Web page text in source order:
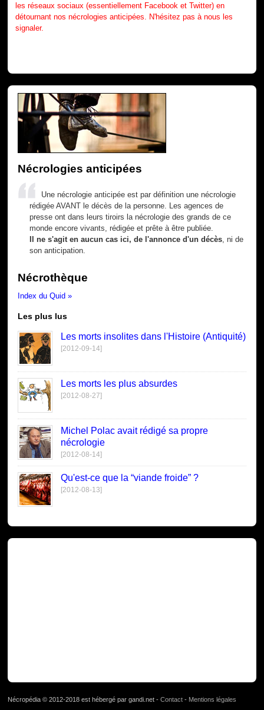
les réseaux sociaux (essentiellement Facebook et Twitter) en
détournant nos nécrologies anticipées. N'hésitez pas à nous les
signaler.
Nécrologies anticipées
Une nécrologie anticipée est par définition une nécrologie
rédigée AVANT le décès de la personne. Les agences de
presse ont dans leurs tiroirs la nécrologie des grands de ce
monde encore vivants, rédigée et prête à être publiée.
Il ne s'agit en aucun cas ici, de l'annonce d'un décès , ni de
son anticipation.
Nécrothèque
Index du Quid »
Les plus lus
Les morts insolites dans l'Histoire (Antiquité)
[2012-09-14]
Les morts les plus absurdes
[2012-08-27]
Michel Polac avait rédigé sa propre
nécrologie
[2012-08-14]
Qu'est-ce que la “viande froide” ?
[2012-08-13]
Nécropédia © 2012-2018 est hébergé par gandi.net -Contact - Mentions légales